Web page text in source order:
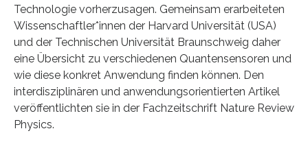
Technologie vorherzusagen. Gemeinsam erarbeiteten
Wissenschaftler*innen der Harvard Universität (USA)
und der Technischen Universität Braunschweig daher
eine Übersicht zu verschiedenen Quantensensoren und
wie diese konkret Anwendung finden können. Den
interdisziplinären und anwendungsorientierten Artikel
veröffentlichten sie in der Fachzeitschrift Nature Review
Physics.